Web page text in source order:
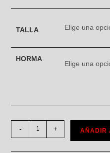
TALLA Elige una
HORMA
Elige una
- + AÑADIR